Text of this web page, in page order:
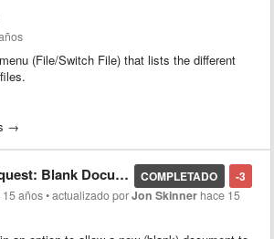
(File/Switch File) that lists the different
on OS X
→
-3
COMPLETADO
Document By Default
15 años•actualizado porJon Skinner hace 15